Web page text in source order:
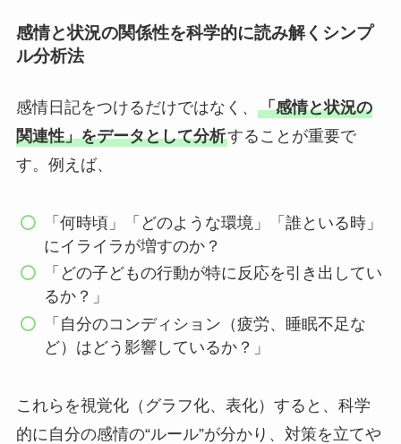
感情と状況の関係性を科学的に読み解くシンプ
ル分析法
感情日記をつけるだけではなく、 「感情と状況の
関連性」をデータとして分析することが重要で
す。例えば、
「何時頃」「どのような環境」「誰といる時」
にイライラが増すのか？
「どの子どもの行動が特に反応を引き出してい
るか？」
「自分のコンディション（疲労、睡眠不足な
ど）はどう影響しているか？」
これらを視覚化（グラフ化、表化）すると、科学
的に自分の感情の“ルール”が分かり、対策を立てや